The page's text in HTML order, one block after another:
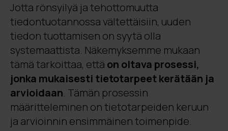
Jotta rönsyilyä ja tehottomuutta
tiedontuotannossa vältettäisiin, uuden
tiedon tuottamisen on syytä olla
systemaattista. Näkemyksemme mukaan
tämä tarkoittaa, että on oltava prosessi,
jonka mukaisesti tietotarpeet kerätään ja
arvioidaan. Tämän prosessin
määritteleminen on tietotarpeiden keruun
ja arvioinnin ensimmäinen toimenpide.